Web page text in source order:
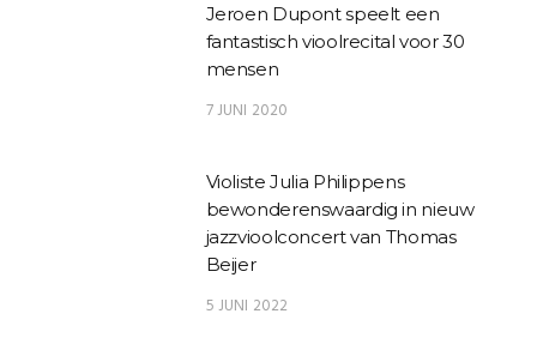
Jeroen Dupont speelt een
fantastisch vioolrecital voor 30
mensen
7 JUNI 2020
Violiste Julia Philippens
bewonderenswaardig in nieuw
jazzvioolconcert van Thomas
Beijer
5 JUNI 2022